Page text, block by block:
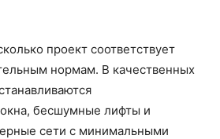
проект соответствует
нормам. В качественных
бесшумные лифты и
сети с минимальными